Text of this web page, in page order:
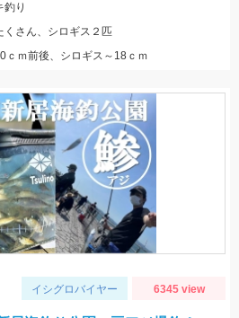
釣り
くさん、シロギス２匹
ｃｍ前後、シロギス～18ｃｍ
イシグロバイヤー 6345 view